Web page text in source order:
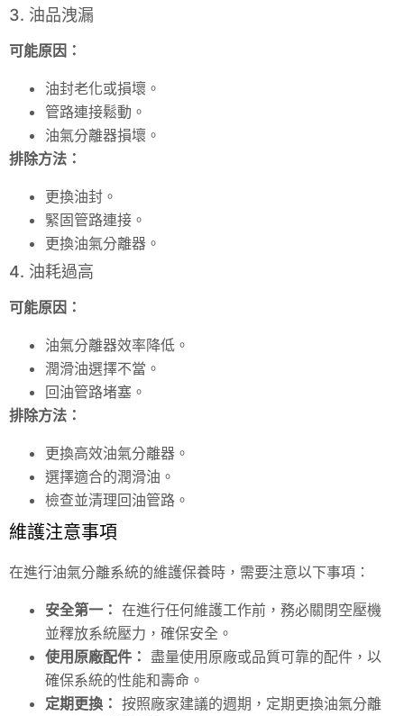
3. 油品洩漏
可能原因：
油封老化或損壞。
管路連接鬆動。
油氣分離器損壞。
排除方法：
更換油封。
緊固管路連接。
更換油氣分離器。
4. 油耗過高
可能原因：
油氣分離器效率降低。
潤滑油選擇不當。
回油管路堵塞。
排除方法：
更換高效油氣分離器。
選擇適合的潤滑油。
檢查並清理回油管路。
維護注意事項
在進行油氣分離系統的維護保養時，需要注意以下事項：
安全第一： 在進行任何維護工作前，務必關閉空壓機
並釋放系統壓力，確保安全。
使用原廠配件： 盡量使用原廠或品質可靠的配件，以
確保系統的性能和壽命。
定期更換： 按照廠家建議的週期，定期更換油氣分離